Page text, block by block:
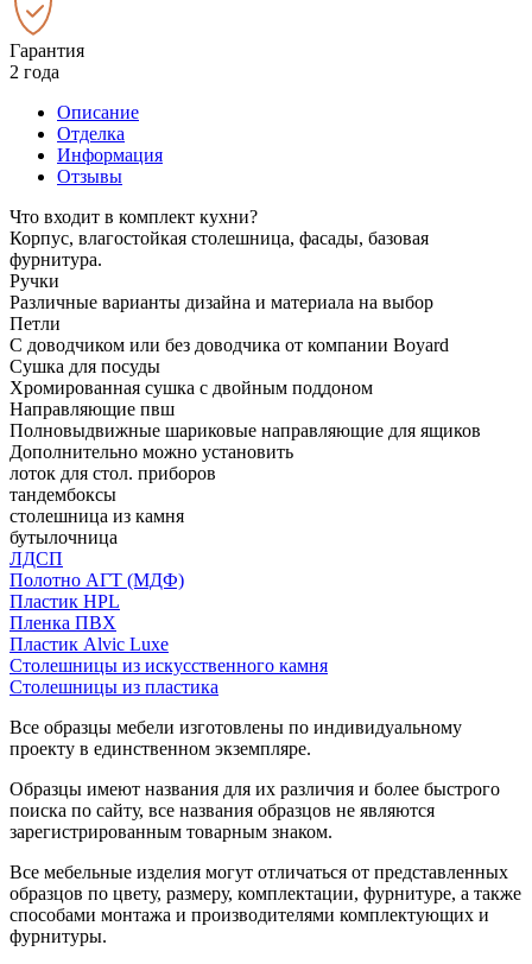
Гарантия
2 года
Описание
Отделка
Информация
Отзывы
Что входит в комплект кухни?
Корпус, влагостойкая столешница, фасады, базовая
фурнитура.
Ручки
Различные варианты дизайна и материала на выбор
Петли
С доводчиком или без доводчика от компании Boyard
Сушка для посуды
Хромированная сушка с двойным поддоном
Направляющие пвш
Полновыдвижные шариковые направляющие для ящиков
Дополнительно можно установить
лоток для стол. приборов
тандембоксы
столешница из камня
бутылочница
ЛДСП
Полотно АГТ (МДФ)
Пластик HPL
Пленка ПВХ
Пластик Alvic Luxe
Столешницы из искусственного камня
Столешницы из пластика
Все образцы мебели изготовлены по индивидуальному
проекту в единственном экземпляре.
Образцы имеют названия для их различия и более быстрого
поиска по сайту, все названия образцов не являются
зарегистрированным товарным знаком.
Все мебельные изделия могут отличаться от представленных
образцов по цвету, размеру, комплектации, фурнитуре, а также
способами монтажа и производителями комплектующих и
фурнитуры.